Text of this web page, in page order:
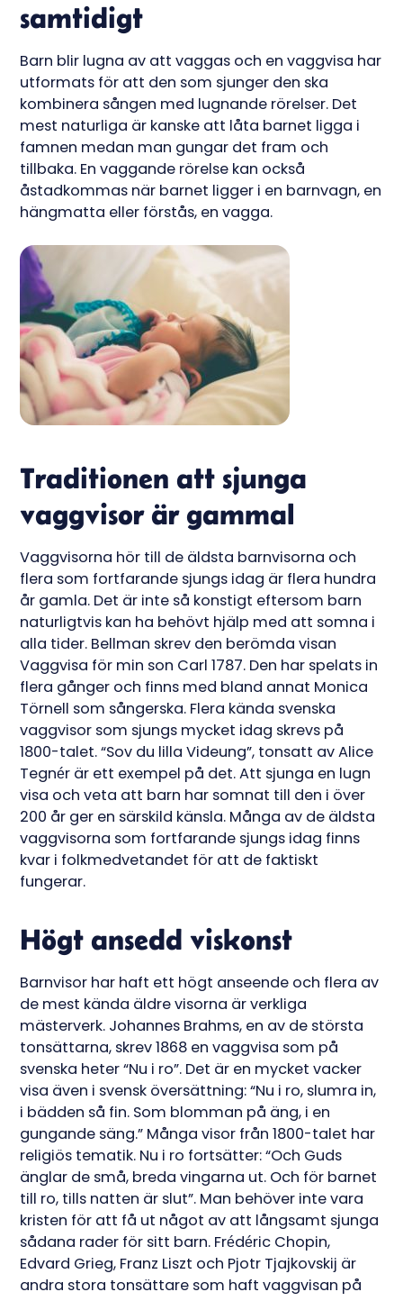
samtidigt
Barn blir lugna av att vaggas och en vaggvisa har
utformats för att den som sjunger den ska
kombinera sången med lugnande rörelser. Det
mest naturliga är kanske att låta barnet ligga i
famnen medan man gungar det fram och
tillbaka. En vaggande rörelse kan också
åstadkommas när barnet ligger i en barnvagn, en
hängmatta eller förstås, en vagga.
Traditionen att sjunga
vaggvisor är gammal
Vaggvisorna hör till de äldsta barnvisorna och
flera som fortfarande sjungs idag är flera hundra
år gamla. Det är inte så konstigt eftersom barn
naturligtvis kan ha behövt hjälp med att somna i
alla tider. Bellman skrev den berömda visan
Vaggvisa för min son Carl 1787. Den har spelats in
flera gånger och finns med bland annat Monica
Törnell som sångerska. Flera kända svenska
vaggvisor som sjungs mycket idag skrevs på
1800-talet. “Sov du lilla Videung”, tonsatt av Alice
Tegnér är ett exempel på det. Att sjunga en lugn
visa och veta att barn har somnat till den i över
200 år ger en särskild känsla. Många av de äldsta
vaggvisorna som fortfarande sjungs idag finns
kvar i folkmedvetandet för att de faktiskt
fungerar.
Högt ansedd viskonst
Barnvisor har haft ett högt anseende och flera av
de mest kända äldre visorna är verkliga
mästerverk. Johannes Brahms, en av de största
tonsättarna, skrev 1868 en vaggvisa som på
svenska heter “Nu i ro”. Det är en mycket vacker
visa även i svensk översättning: “Nu i ro, slumra in,
i bädden så fin. Som blomman på äng, i en
gungande säng.” Många visor från 1800-talet har
religiös tematik. Nu i ro fortsätter: “Och Guds
änglar de små, breda vingarna ut. Och för barnet
till ro, tills natten är slut”. Man behöver inte vara
kristen för att få ut något av att långsamt sjunga
sådana rader för sitt barn. Frédéric Chopin,
Edvard Grieg, Franz Liszt och Pjotr Tjajkovskij är
andra stora tonsättare som haft vaggvisan på